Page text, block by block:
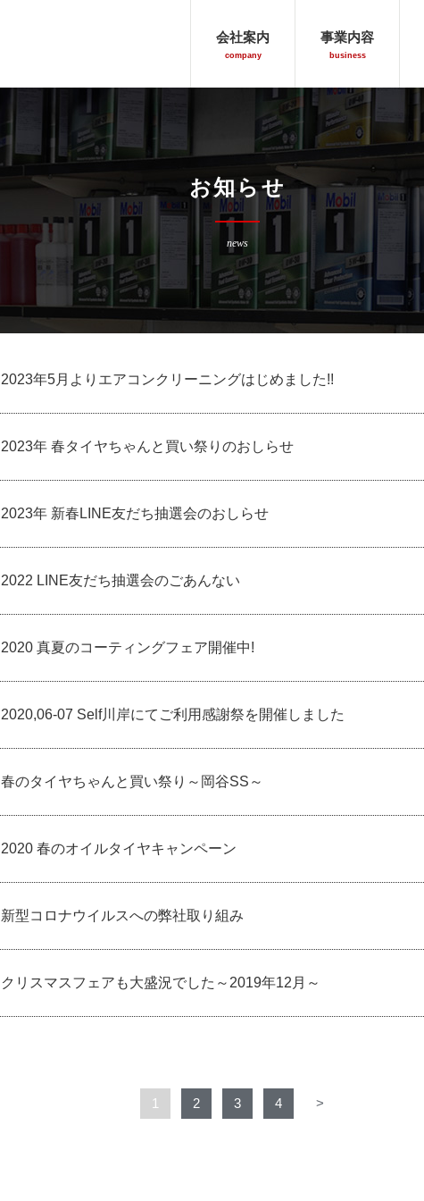
会社案内
company
事業内容
business
お知らせ
news
2023年5月よりエアコンクリーニングはじめました!!
2023年 春タイヤちゃんと買い祭りのおしらせ
2023年 新春LINE友だち抽選会のおしらせ
2022 LINE友だち抽選会のごあんない
2020 真夏のコーティングフェア開催中!
2020,06-07 Self川岸にてご利用感謝祭を開催しました
春のタイヤちゃんと買い祭り～岡谷SS～
2020 春のオイルタイヤキャンペーン
新型コロナウイルスへの弊社取り組み
クリスマスフェアも大盛況でした～2019年12月～
1 2 3 4 >